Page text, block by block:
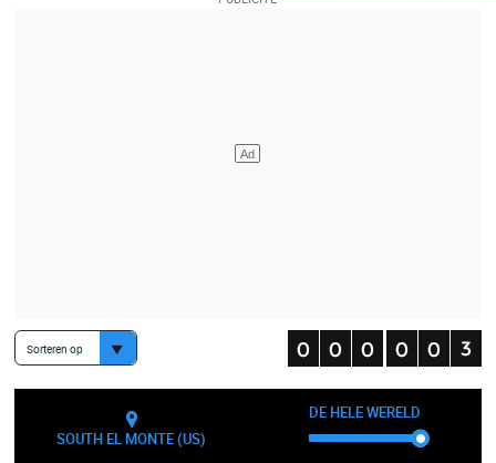
Sorteren op
SOUTH EL MONTE (US)
DE HELE WERELD